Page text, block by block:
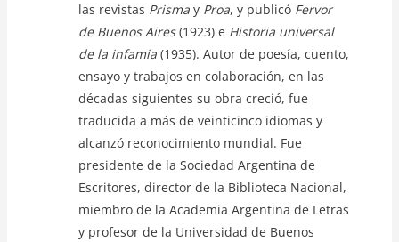
las revistas Prisma y Proa, y publicó Fervor
de Buenos Aires(1923) e Historia universal
de la infamia (1935). Autor de poesía, cuento,
ensayo y trabajos en colaboración, en las
décadas siguientes su obra creció, fue
traducida a más de veinticinco idiomas y
alcanzó reconocimiento mundial. Fue
presidente de la Sociedad Argentina de
Escritores, director de la Biblioteca Nacional,
miembro de la Academia Argentina de Letras
y profesor de la Universidad de Buenos